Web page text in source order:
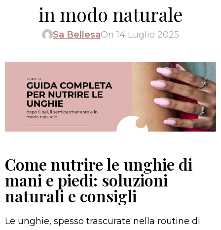
in modo naturale
Sa BellesaOn 14 Luglio 2025
Come nutrire le unghie di
mani e piedi: soluzioni
naturali e consigli
Le unghie, spesso trascurate nella routine di